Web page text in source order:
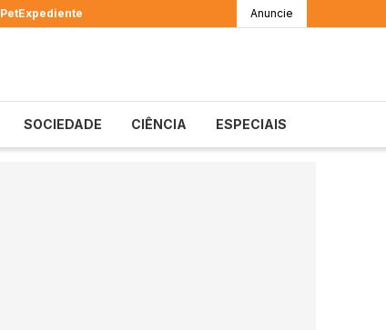
PetExpediente Anuncie
SOCIEDADE CIÊNCIA ESPECIAIS